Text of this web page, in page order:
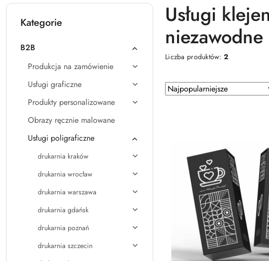
Kategorie
B2B
Produkcja na zamówienie
Usługi graficzne
Produkty personalizowane
Obrazy ręcznie malowane
Usługi poligraficzne
drukarnia kraków
drukarnia wrocław
drukarnia warszawa
drukarnia gdańsk
drukarnia poznań
drukarnia szczecin
Usługi
Liczba produktów:2
Zastosowano
sortowanie:
Sortuj
według